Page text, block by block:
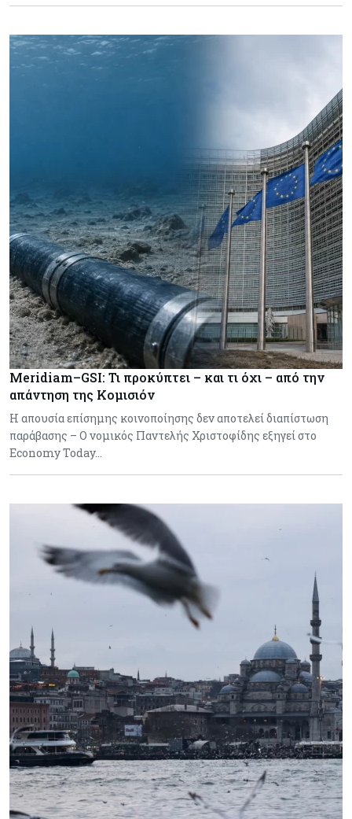
Meridiam–GSI: Τι προκύπτει – και τι όχι – από την
απάντηση της Κομισιόν
Η απουσία επίσημης κοινοποίησης δεν αποτελεί διαπίστωση
παράβασης – Ο νομικός Παντελής Χριστοφίδης εξηγεί στο
Economy Today…